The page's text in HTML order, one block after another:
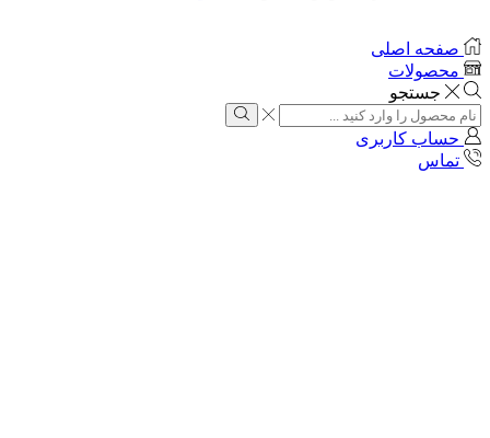
صفحه اصلی
محصولات
جستجو
حساب کاربری
تماس